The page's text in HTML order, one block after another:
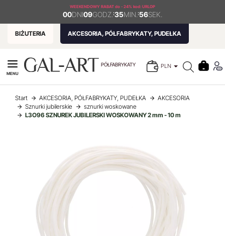
WEEKENDOWY RABAT do - 24% kod: URLOP
00DNI09GODZ. :35MIN. :55SEK.
BIŻUTERIA AKCESORIA, PÓŁFABRYKATY, PUDEŁKA
PÓŁFABRYKATY PLN
MENU
Start AKCESORIA, PÓŁFABRYKATY, PUDEŁKA
AKCESORIA
Sznurki jubilerskie
sznurki woskowane
L3O96 SZNUREK JUBILERSKI WOSKOWANY 2 mm - 10 m